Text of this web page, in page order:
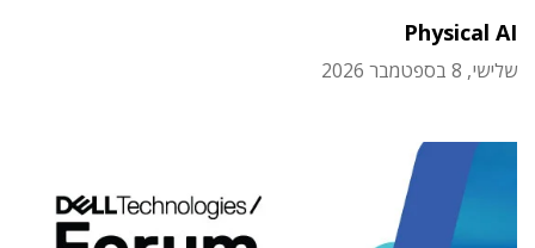
Physical AI
שלישי, 8 בספטמבר 2026